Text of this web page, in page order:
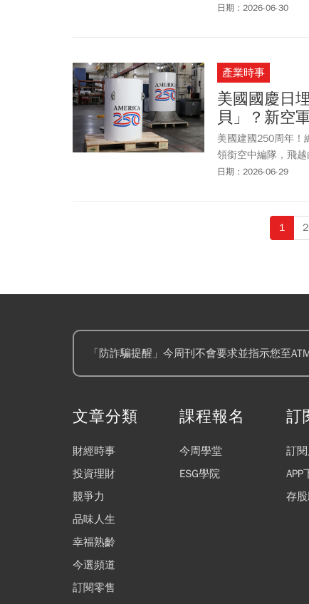
絕殺，終場巴西就
『世界第一』的巔
此進行本屆世界盃
強，讓德國連3屆無
也讓巴拉圭成為首
日期：2026-06-30
產業時事
美國國慶日
貝」？新空
美國建國250周年！
領銜空中編隊，飛
囊」，預定封存250
日期：2026-06-29
1 2
「防詐騙提醒」今周刊不會要求並指示您至
文章分類
財經時事
投資理財
競爭力
品味人生
幸福熟齡
今選頻道
訂閱零售
課程報名
今周學堂
ESG學院
訂
訂
APP
存